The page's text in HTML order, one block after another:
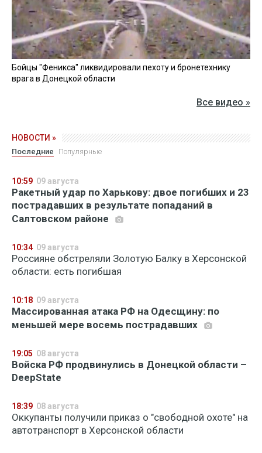
Бойцы "Феникса" ликвидировали пехоту и бронетехнику
врага в Донецкой области
Все видео »
НОВОСТИ »
Последние Популярные
10:59 09 августа
Ракетный удар по Харькову: двое погибших и 23
пострадавших в результате попаданий в
Салтовском районе
10:34 09 августа
Россияне обстреляли Золотую Балку в Херсонской
области: есть погибшая
10:18 09 августа
Массированная атака РФ на Одесщину: по
меньшей мере восемь пострадавших
19:05 08 августа
Войска РФ продвинулись в Донецкой области –
DeepState
18:39 08 августа
Оккупанты получили приказ о "свободной охоте" на
автотранспорт в Херсонской области